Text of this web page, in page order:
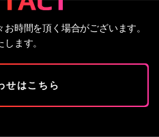
時間を頂く場合がございます。
ます。
せはこちら